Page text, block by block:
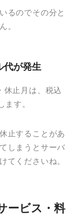
るのでその分と
。
代が発生
休止月は、税込
ます。
止することがあ
しまうとサーバ
てくださいね。
ービス・料